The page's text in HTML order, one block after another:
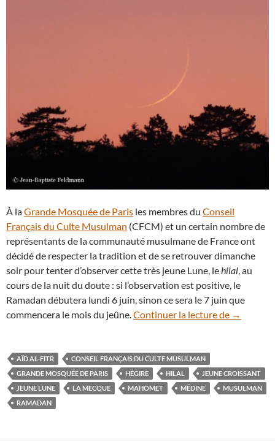
À laGrande Mosquée de Paris les membres du Conseil
Français du Culte Musulman (CFCM) et un certain nombre de
représentants de la communauté musulmane de France ont
décidé de respecter la tradition et de se retrouver dimanche
soir pour tenter d’observer cette très jeune Lune, le hilal , au
cours de la nuit du doute : si l’observation est positive, le
Ramadan débutera lundi 6 juin, sinon ce sera le 7 juin que
commencera le mois du jeûne. Continuer la lecture de La
→
AÏD AL-FITR
CONSEIL FRANÇAIS DU CULTE MUSULMAN
GRANDE MOSQUÉE DE PARIS
HÉGIRE HILAL
JEUNE CROISSANT
JEUNE LUNE
LA MECQUE MAHOMET MÉDINE
MUSULMAN
RAMADAN